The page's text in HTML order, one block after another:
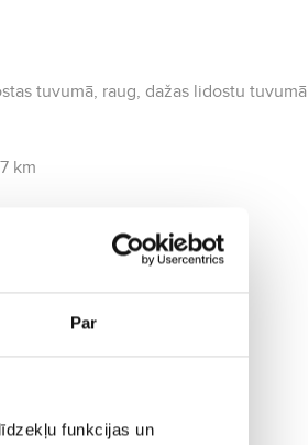
Par
funkcijas un
tuvumā, raug, dažas lidostu tuvumā
km